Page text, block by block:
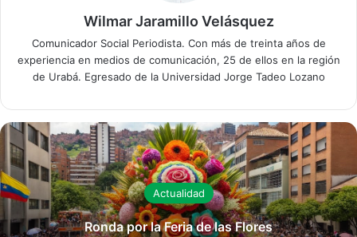
Wilmar Jaramillo Velásquez
Comunicador Social Periodista. Con más de treinta años de
experiencia en medios de comunicación, 25 de ellos en la región
de Urabá. Egresado de la Universidad Jorge Tadeo Lozano
Actualidad
Ronda por la Feria de las Flores